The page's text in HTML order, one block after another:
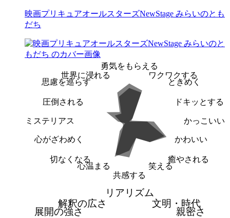
映画プリキュアオールスターズNewStage みらいのとも
だち
勇気をもらえる
ワクワクする
ときめく
ドキッとする
かっこいい
かわいい
癒やされる
笑える
共感する
心温まる
切なくなる
心がざわめく
ミステリアス
圧倒される
思慮を巡らす
世界に浸れる
リアリズム
文明・時代
親密さ
展開の強さ
解釈の広さ